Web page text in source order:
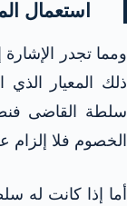
استعمال
ومما تجدر الإشارة
ذلك المعيار
سلطة القاضى
الخصوم فلا إلزام
أما إذا كانت له